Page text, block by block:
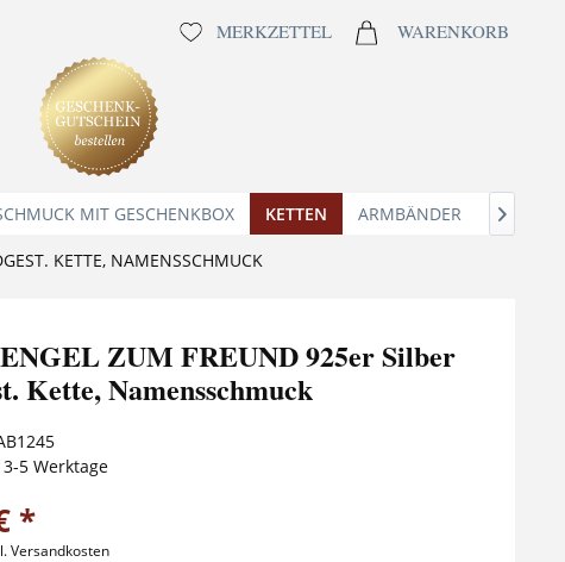
MERKZETTEL WARENKORB
MIT GESCHENKBOX KETTEN ARMBÄNDER 
KETTE, NAMENSSCHMUCK
ZUM FREUND 925er Silber
Kette, Namensschmuck
5 Werktage
*
Versandkosten